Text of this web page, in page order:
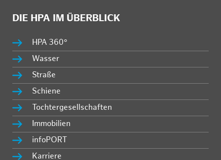
DIE HPA IM ÜBERBLICK
HPA 360°
Wasser
Straße
Schiene
Tochtergesellschaften
Immobilien
infoPORT
Karriere